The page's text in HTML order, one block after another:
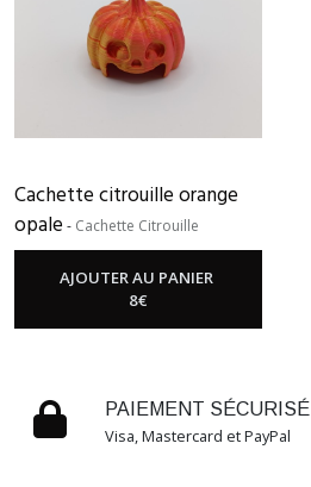
Cachette citrouille orange
opale - Cachette Citrouille
AJOUTER AU PANIER
8€
PAIEMENT SÉCURISÉ
Visa, Mastercard et PayPal
GAMELLE
SIMPLE
(1)
GAMMELLE
ISOPODE
CITROUILLE